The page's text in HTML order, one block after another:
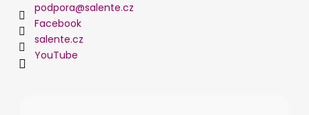
podpora@salente.cz
Facebook
salente.cz
YouTube